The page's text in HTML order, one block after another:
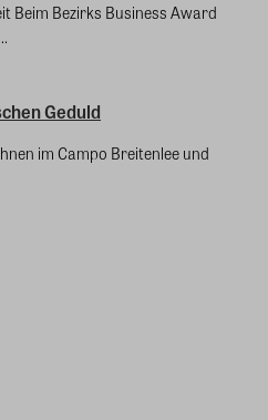
Beim Bezirks Business Award
Geduld
im Campo Breitenlee und